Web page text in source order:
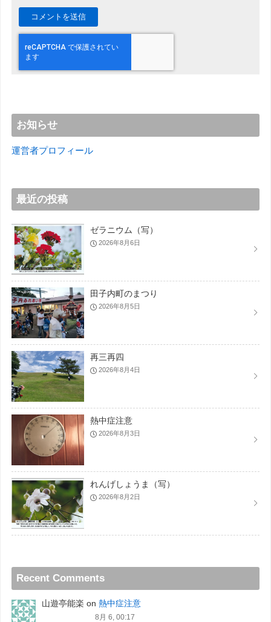
お知らせ
運営者プロフィール
最近の投稿
ゼラニウム（写）
2026年8月6日
田子内町のまつり
2026年8月5日
再三再四
2026年8月4日
熱中症注意
2026年8月3日
れんげしょうま（写）
2026年8月2日
Recent Comments
山遊亭能楽 on 熱中症注意
8月 6, 00:17